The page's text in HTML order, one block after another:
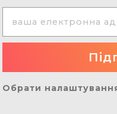
Обрати